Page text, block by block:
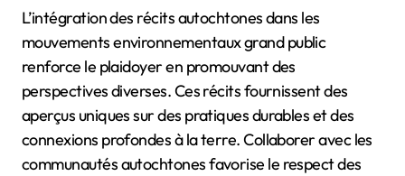
L’intégration des récits autochtones dans les
mouvements environnementaux grand public
renforce le plaidoyer en promouvant des
perspectives diverses. Ces récits fournissent des
aperçus uniques sur des pratiques durables et des
connexions profondes à la terre. Collaborer avec les
communautés autochtones favorise le respect des